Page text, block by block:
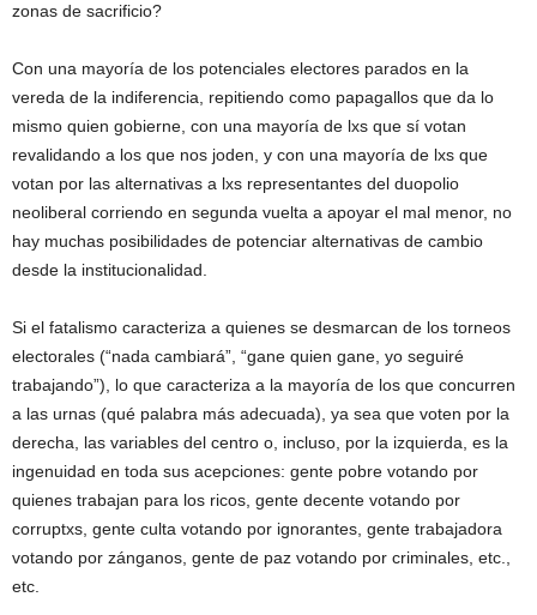
zonas de sacrificio?
Con una mayoría de los potenciales electores parados en la
vereda de la indiferencia, repitiendo como papagallos que da lo
mismo quien gobierne, con una mayoría de lxs que sí votan
revalidando a los que nos joden, y con una mayoría de lxs que
votan por las alternativas a lxs representantes del duopolio
neoliberal corriendo en segunda vuelta a apoyar el mal menor, no
hay muchas posibilidades de potenciar alternativas de cambio
desde la institucionalidad.
Si el fatalismo caracteriza a quienes se desmarcan de los torneos
electorales (“nada cambiará”, “gane quien gane, yo seguiré
trabajando”), lo que caracteriza a la mayoría de los que concurren
a las urnas (qué palabra más adecuada), ya sea que voten por la
derecha, las variables del centro o, incluso, por la izquierda, es la
ingenuidad en toda sus acepciones: gente pobre votando por
quienes trabajan para los ricos, gente decente votando por
corruptxs, gente culta votando por ignorantes, gente trabajadora
votando por zánganos, gente de paz votando por criminales, etc.,
etc.